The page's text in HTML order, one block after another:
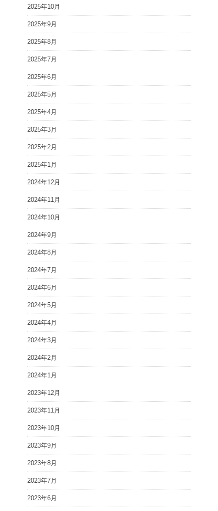
2025年10月
2025年9月
2025年8月
2025年7月
2025年6月
2025年5月
2025年4月
2025年3月
2025年2月
2025年1月
2024年12月
2024年11月
2024年10月
2024年9月
2024年8月
2024年7月
2024年6月
2024年5月
2024年4月
2024年3月
2024年2月
2024年1月
2023年12月
2023年11月
2023年10月
2023年9月
2023年8月
2023年7月
2023年6月